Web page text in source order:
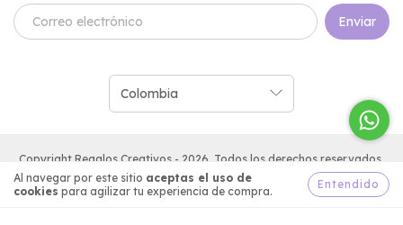
Al navegar por este sitio aceptas el uso de
cookies para agilizar tu experiencia de compra.
Entendido
Copyright Regalos Creativos - 2026. Todos los derechos reservados.